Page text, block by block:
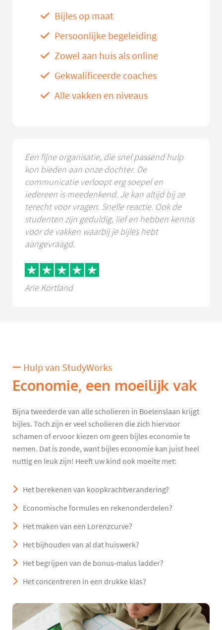
Bijles op maat
Persoonlijke begeleiding
Zowel aan huis als online
Gekwalificeerde coaches
Alle vakken en niveaus
Een fijne organisatie, die snel passend hulp
kon bieden aan onze dochter. De
communicatie verloopt erg soepel en
iedereen is meedenkend. Je kan altijd bij ze
terecht voor vragen. Snelle reactie. Ook de
studenten zijn geduldig, lief en hebben kennis
voor de vakken waarbij je bijles hebt
aangevraagd.
Arie Kortland
Hulp van StudyWorks
Economie, een moeilijk vak
Bijna tweederde van alle scholieren in Boelenslaan krijgt
bijles. Toch zijn er veel scholieren die zich hiervoor
schamen of ervoor kiezen om geen bijles economie te
nemen. Dat is zonde, want bijles economie kan juist heel
nuttig en leuk zijn! Heeft uw kind ook moeite met:
Het berekenen van koopkrachtverandering?
Economische formules en rekenonderdelen?
Het maken van een Lorenzcurve?
Het bijhouden van al dat huiswerk?
Het begrijpen van de bonus-malus ladder?
Het concentreren in een drukke klas?